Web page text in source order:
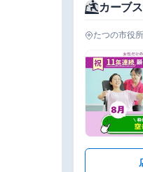
カーブ
たつの市役